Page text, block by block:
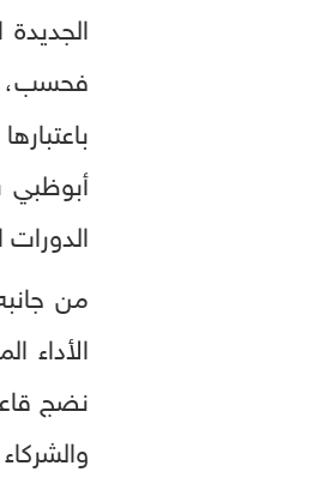
فحسب،
أبوظبي
الدورات
من
نضج